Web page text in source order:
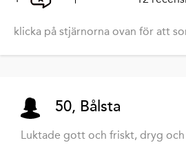
klicka på stjärnorna ovan för att
50, Bålsta
Luktade gott och friskt, dryg